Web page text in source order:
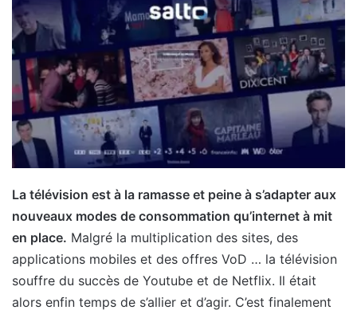
La télévision est à la ramasse et peine à s’adapter aux
nouveaux modes de consommation qu’internet à mit
en place. Malgré la multiplication des sites, des
applications mobiles et des offres VoD … la télévision
souffre du succès de Youtube et de Netflix. Il était
alors enfin temps de s’allier et d’agir. C’est finalement